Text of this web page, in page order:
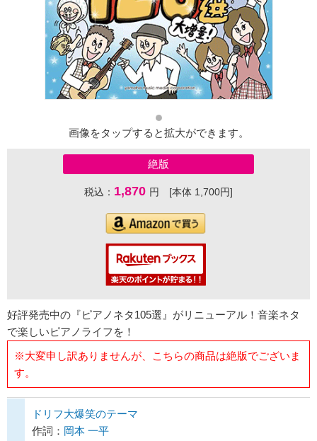
画像をタップすると拡大ができます。
絶版
税込： 1,870 円 [本体 1,700円]
好評発売中の『ピアノネタ105選』がリニューアル！音楽ネタ
で楽しいピアノライフを！
※大変申し訳ありませんが、こちらの商品は絶版でございま
す。
ドリフ大爆笑のテーマ
作詞： 岡本 一平